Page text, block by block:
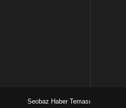
Seobaz Haber Teması